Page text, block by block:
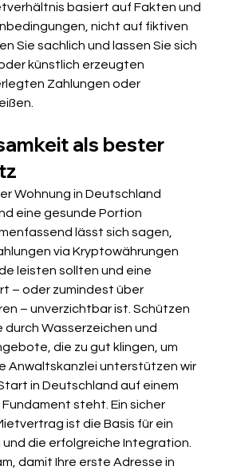
basiert auf Fakten und
nicht auf fiktiven
Sie sachlich und lassen Sie sich
künstlich erzeugten
Zahlungen oder
als bester
Wohnung in Deutschland
eine gesunde Portion
lässt sich sagen,
via Kryptowährungen
leisten sollten und eine
– oder zumindest über
– unverzichtbar ist. Schützen
durch Wasserzeichen und
die zu gut klingen, um
Anwaltskanzlei unterstützen wir
in Deutschland auf einem
steht. Ein sicher
ist die Basis für ein
und die erfolgreiche Integration.
damit Ihre erste Adresse in